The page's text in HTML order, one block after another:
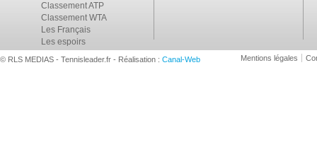
Classement ATP
Classement WTA
Les Français
Les espoirs
© RLS MEDIAS - Tennisleader.fr - Réalisation : Canal-Web Mentions légales